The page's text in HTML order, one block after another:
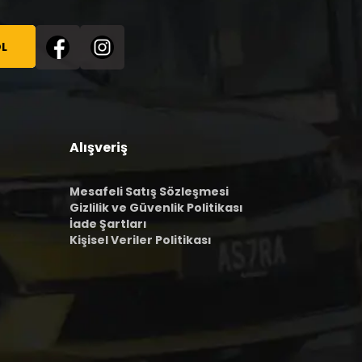
Alışveriş
Mesafeli Satış Sözleşmesi
Gizlilik ve Güvenlik Politikası
İade Şartları
Kişisel Veriler Politikası